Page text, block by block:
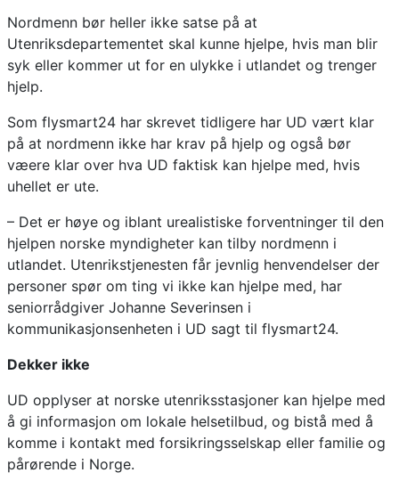
Nordmenn bør heller ikke satse på at
Utenriksdepartementet skal kunne hjelpe, hvis man blir
syk eller kommer ut for en ulykke i utlandet og trenger
hjelp.
Som flysmart24 har skrevet tidligere har UD vært klar
på at nordmenn ikke har krav på hjelp og også bør
væere klar over hva UD faktisk kan hjelpe med, hvis
uhellet er ute.
– Det er høye og iblant urealistiske forventninger til den
hjelpen norske myndigheter kan tilby nordmenn i
utlandet. Utenrikstjenesten får jevnlig henvendelser der
personer spør om ting vi ikke kan hjelpe med, har
seniorrådgiver Johanne Severinsen i
kommunikasjonsenheten i UD sagt til flysmart24.
Dekker ikke
UD opplyser at norske utenriksstasjoner kan hjelpe med
å gi informasjon om lokale helsetilbud, og bistå med å
komme i kontakt med forsikringsselskap eller familie og
pårørende i Norge.